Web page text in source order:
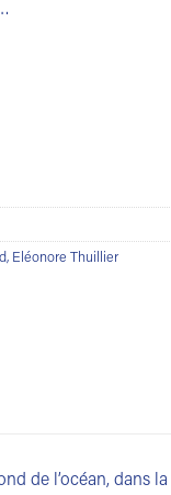
, Eléonore Thuillier
de l’océan, dans